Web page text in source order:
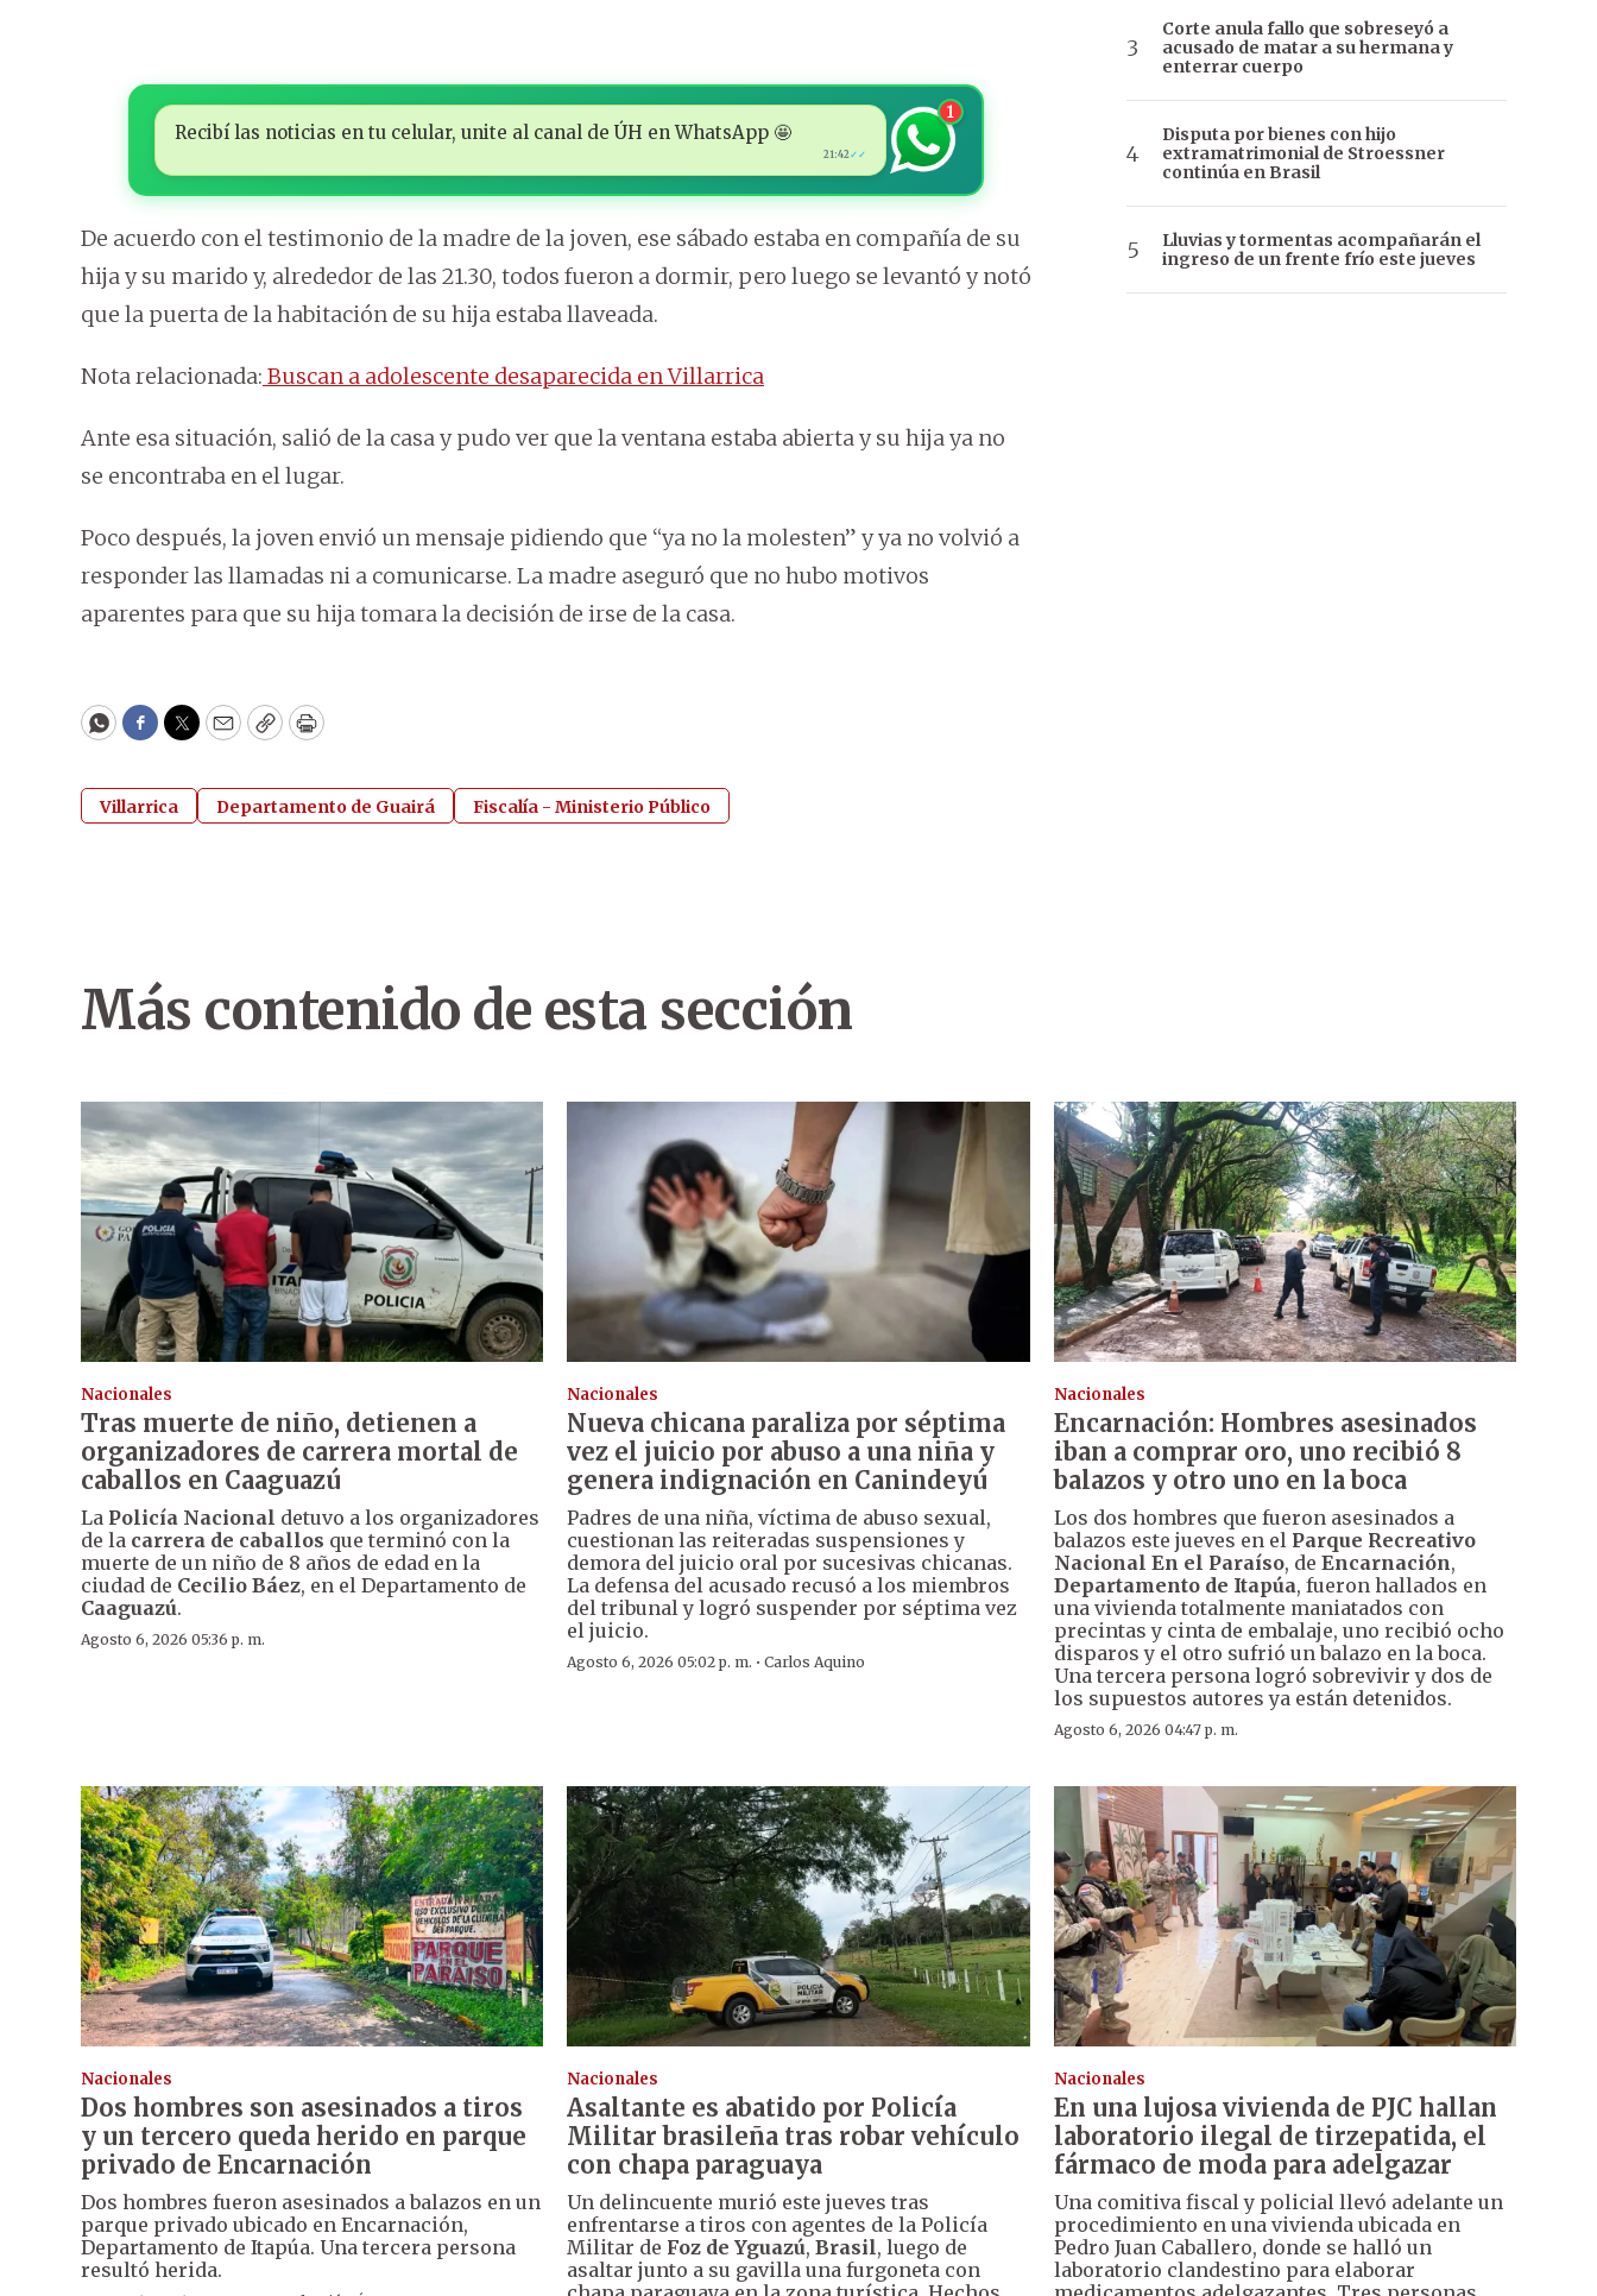
Recibí las noticias en tu celular, unite al canal de ÚH en WhatsApp 🤩
21:42✓✓
1
De acuerdo con el testimonio de la madre de la joven, ese sábado estaba en compañía de su
hija y su marido y, alrededor de las 21.30, todos fueron a dormir, pero luego se levantó y notó
que la puerta de la habitación de su hija estaba llaveada.
Nota relacionada: Buscan a adolescente desaparecida en Villarrica
Ante esa situación, salió de la casa y pudo ver que la ventana estaba abierta y su hija ya no
se encontraba en el lugar.
Poco después, la joven envió un mensaje pidiendo que “ya no la molesten” y ya no volvió a
responder las llamadas ni a comunicarse. La madre aseguró que no hubo motivos
aparentes para que su hija tomara la decisión de irse de la casa.
WhatsApp
Facebook
Twitter
EmailCopyPrint
Villarrica Departamento de Guairá Fiscalía - Ministerio Público
Corte anula fallo que sobreseyó a
acusado de matar a su hermana y
enterrar cuerpo
Disputa por bienes con hijo
extramatrimonial de Stroessner
continúa en Brasil
Lluvias y tormentas acompañarán el
ingreso de un frente frío este jueves
Más contenido de esta sección
Nacionales
Tras muerte de niño, detienen a
organizadores de carrera mortal de
caballos en Caaguazú
La Policía Nacional detuvo a los organizadores
de la carrera de caballos que terminó con la
muerte de un niño de 8 años de edad en la
ciudad de Cecilio Báez, en el Departamento de
Caaguazú.
Agosto 6, 2026 05:36 p. m.
Nacionales
Nueva chicana paraliza por séptima
vez el juicio por abuso a una niña y
genera indignación en Canindeyú
Padres de una niña, víctima de abuso sexual,
cuestionan las reiteradas suspensiones y
demora del juicio oral por sucesivas chicanas.
La defensa del acusado recusó a los miembros
del tribunal y logró suspender por séptima vez
el juicio.
Agosto 6, 2026 05:02 p. m. ·Carlos Aquino
Nacionales
Encarnación: Hombres asesinados
iban a comprar oro, uno recibió 8
balazos y otro uno en la boca
Los dos hombres que fueron asesinados a
balazos este jueves en el Parque Recreativo
Nacional En el Paraíso, de Encarnación,
Departamento de Itapúa, fueron hallados en
una vivienda totalmente maniatados con
precintas y cinta de embalaje, uno recibió ocho
disparos y el otro sufrió un balazo en la boca.
Una tercera persona logró sobrevivir y dos de
los supuestos autores ya están detenidos.
Agosto 6, 2026 04:47 p. m.
Nacionales
Dos hombres son asesinados a tiros
y un tercero queda herido en parque
privado de Encarnación
Dos hombres fueron asesinados a balazos en un
parque privado ubicado en Encarnación,
Departamento de Itapúa. Una tercera persona
resultó herida.
Nacionales
Asaltante es abatido por Policía
Militar brasileña tras robar vehículo
con chapa paraguaya
Un delincuente murió este jueves tras
enfrentarse a tiros con agentes de la Policía
Militar de Foz de Yguazú,Brasil, luego de
asaltar junto a su gavilla una furgoneta con
Nacionales
En una lujosa vivienda de PJC hallan
laboratorio ilegal de tirzepatida, el
fármaco de moda para adelgazar
Una comitiva fiscal y policial llevó adelante un
procedimiento en una vivienda ubicada en
Pedro Juan Caballero, donde se halló un
laboratorio clandestino para elaborar